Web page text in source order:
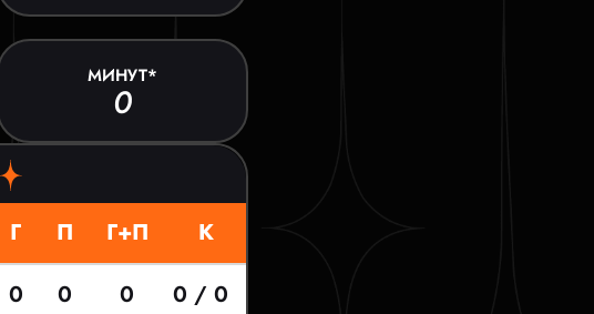
МИНУТ*
0
Г П Г+П
К
0 0 0 0 / 0